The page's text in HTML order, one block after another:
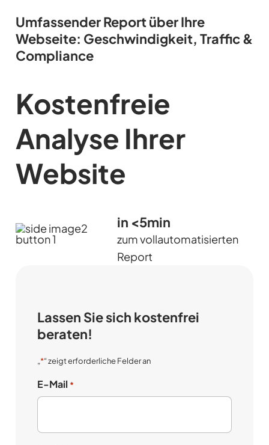
Umfassender Report über Ihre
Webseite: Geschwindigkeit, Traffic &
Compliance
Kostenfreie
Analyse Ihrer
Website
in <5min
zum vollautomatisierten
Report
Lassen Sie sich kostenfrei
beraten!
„*“ zeigt erforderliche Felder an
E-Mail *